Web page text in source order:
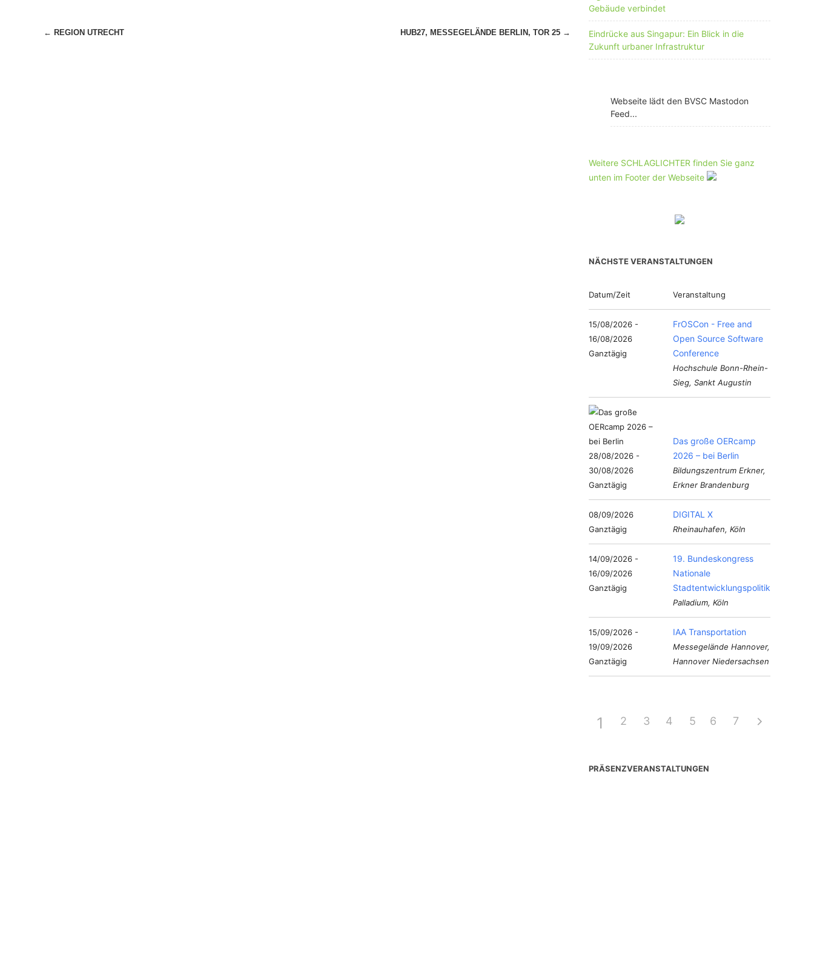
Beitragsnavigation
← REGION UTRECHT HUB27, MESSEGELÄNDE BERLIN, TOR 25 →
Gebäude verbindet
Eindrücke aus Singapur: Ein Blick in die
Zukunft urbaner Infrastruktur
Webseite lädt den BVSC Mastodon
Feed...
Weitere SCHLAGLICHTER finden Sie ganz
unten im Footer der Webseite
NÄCHSTE VERANSTALTUNGEN
Datum/Zeit Veranstaltung
15/08/2026 -
16/08/2026
Ganztägig
FrOSCon - Free and
Open Source Software
Conference
Hochschule Bonn-Rhein-
Sieg, Sankt Augustin
28/08/2026 -
30/08/2026
Ganztägig
Das große OERcamp
2026 – bei Berlin
Bildungszentrum Erkner,
Erkner Brandenburg
08/09/2026
Ganztägig
DIGITAL X
Rheinauhafen, Köln
14/09/2026 -
16/09/2026
Ganztägig
19. Bundeskongress
Nationale
Stadtentwicklungspolitik
Palladium, Köln
15/09/2026 -
19/09/2026
Ganztägig
IAA Transportation
Messegelände Hannover,
Hannover Niedersachsen
1 2 3 4 5 6 7
PRÄSENZVERANSTALTUNGEN